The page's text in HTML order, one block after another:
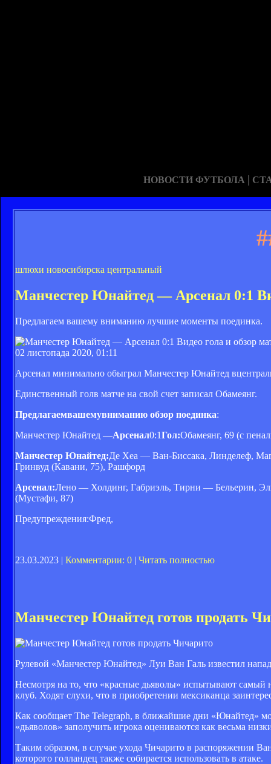
НОВОСТИ ФУТБОЛА |
шлюхи новосибирска центральный
Манчестер Юнайтед — Арсенал 0:1
Предлагаем вашему вниманию лучшие моменты поединка.
02 листопада 2020, 01:11
Арсенал минимально обыграл Манчестер Юнайтед в
Единственный голв матче на свой счет записал Обамеянг.
Предлагаемвашемувниманию обзор поединка:
Манчестер Юнайтед —Арсенал0:1Гол:Обамеянг, 69 (с
Манчестер Юнайтед:Де Хеа — Ван-Биссака, Линделеф,
Гринвуд (Кавани, 75), Рашфорд
Арсенал:Лено — Холдинг, Габриэль, Тирни — Бельерин,
(Мустафи, 87)
Предупреждения:Фред,
23.03.2023 | Комментарии: 0 | Читать полностью
Манчестер Юнайтед готов продать
Рулевой «Манчестер Юнайтед» Луи Ван Галь известил
Несмотря на то, что «красные дьяволы» испытывают самый
клуб. Ходят слухи, что в приобретении мексиканца
Как сообщает The Telegraph, в ближайшие дни «Юнайтед»
«дьяволов» заполучить игрока оцениваются как весьма
Таким образом, в случае ухода Чичарито в распоряжении
которого голландец также собирается использовать в атаке.